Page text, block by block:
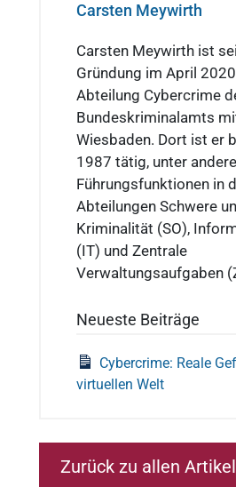
Carsten Meywirth
Carsten Meywirth ist
Gründung im April
Abteilung Cybercrime
Bundeskriminalamts
Wiesbaden. Dort ist er
1987 tätig, unter
Führungsfunktionen in
Abteilungen Schwere
Kriminalität (SO),
(IT) und Zentrale
Verwaltungsaufgaben
Neueste Beiträge
Cybercrime: Reale
virtuellen Welt
Zurück zu allen